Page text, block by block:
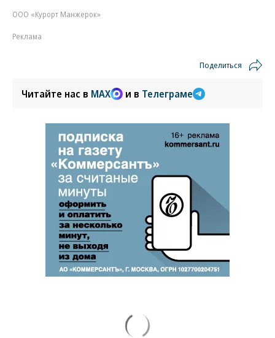
ООО «Курорт Манжерок»
Реклама
Поделиться
Читайте нас в MAX и в Телеграме